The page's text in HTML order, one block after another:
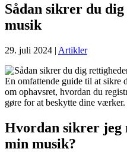
Sådan sikrer du
musik
29. juli 2024 | Artikler
En omfattende guide til at
om ophavsret, hvordan du
gøre for at beskytte dine værker.
Hvordan sikrer jeg
min musik?